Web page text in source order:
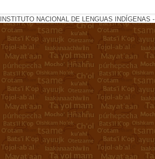
INSTITUTO NACIONAL DE LENGUAS